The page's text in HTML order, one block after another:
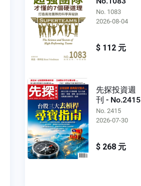
No. 1083
2026-08-04
$ 112 元
先探投資週
刊 - No.2415
No. 2415
2026-07-30
$ 268 元